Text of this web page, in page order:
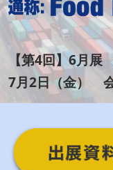
流
【第4回】6月
7月2日（金）